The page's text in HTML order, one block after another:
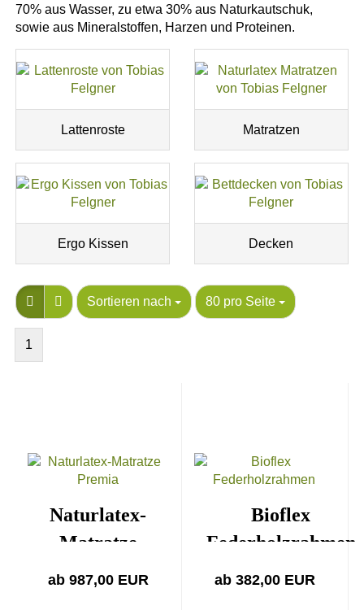
70% aus Wasser, zu etwa 30% aus Naturkautschuk,
sowie aus Mineralstoffen, Harzen und Proteinen.
Lattenroste Matratzen
Ergo Kissen Decken
Sortieren nach 80 pro Seite
1
Naturlatex-
Matratze
Premia
ab 987,00 EUR
Bioflex
Federholzrahmen
ab 382,00 EUR